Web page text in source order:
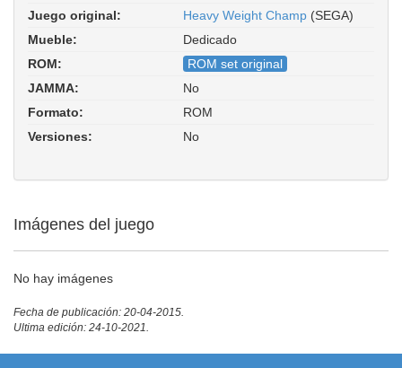
Juego original:
Heavy Weight Champ (SEGA)
Mueble:
Dedicado
ROM:
ROM set original
JAMMA:
No
Formato:
ROM
Versiones:
No
Imágenes del juego
No hay imágenes
Fecha de publicación: 20-04-2015.
Ultima edición: 24-10-2021.